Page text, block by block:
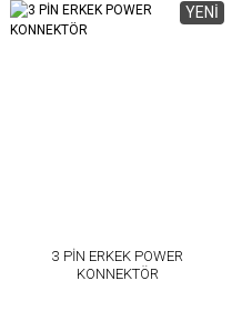
YENİ
3 PİN ERKEK POWER
KONNEKTÖR